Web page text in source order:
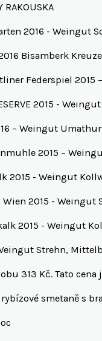
RAKOUSKA
2016 - Weingut
Bisamberk
Federspiel 2015
2015 -
– Weingut
2015 –
2015 - Weingut
Wien 2015 - Weingut
2015 - Weingut
Strehn,
313 Kč. Tato
smetaně s